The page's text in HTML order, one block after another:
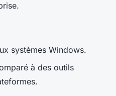
systèmes Windows.
à des outils